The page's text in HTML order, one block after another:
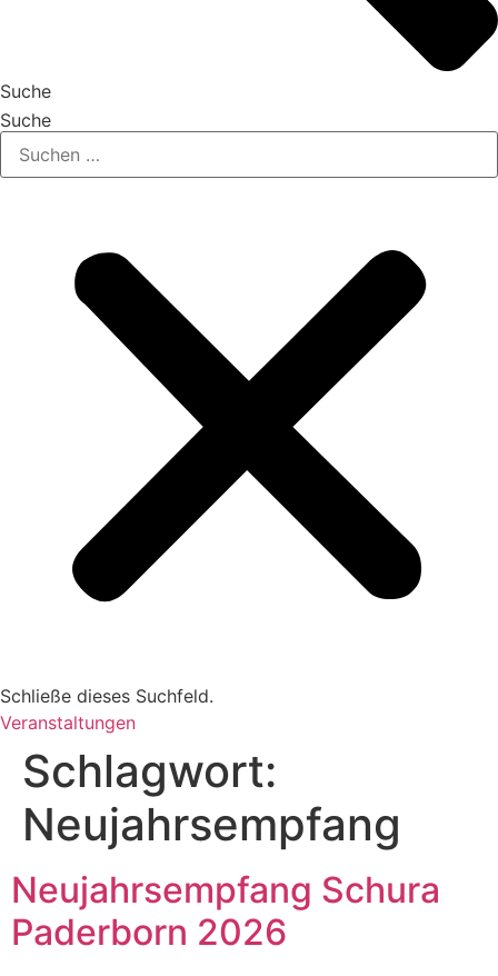
Suche
Suche
Schließe dieses Suchfeld.
Veranstaltungen
Schlagwort:
Neujahrsempfang
Neujahrsempfang Schura
Paderborn 2026